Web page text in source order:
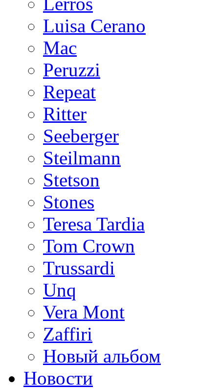
Luisa Cerano
Mac
Peruzzi
Repeat
Ritter
Seeberger
Steilmann
Stetson
Stones
Teresa Tardia
Tom Crown
Trussardi
Unq
Vera Mont
Zaffiri
Новый альбом
Новости